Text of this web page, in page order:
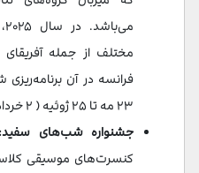
مختلف از جمله
فرانسه در آن
۲۳ مه تا ۲۵ ژوئیه ( ۲ خرداد تا ۳ مرداد) می‌باشد.
جشنواره شب‌های سفید:
کنسرت‌های موسیقی